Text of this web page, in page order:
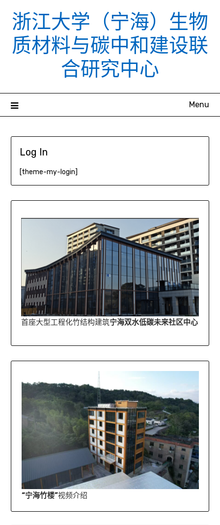
content
浙江大学（宁海）生物
质材料与碳中和建设联
合研究中心
Menu
Log In
[theme-my-login]
首座大型工程化竹结构建筑宁海双水低碳未来社区中心
“宁海竹楼”视频介绍